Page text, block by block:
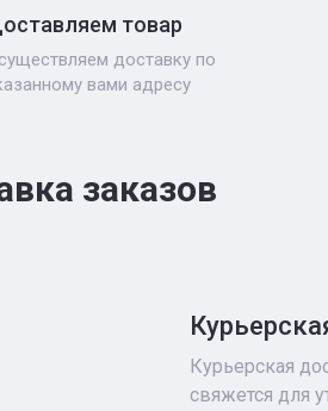
товар
доставку по
вами адресу
заказов
Курьерская
свяжется для